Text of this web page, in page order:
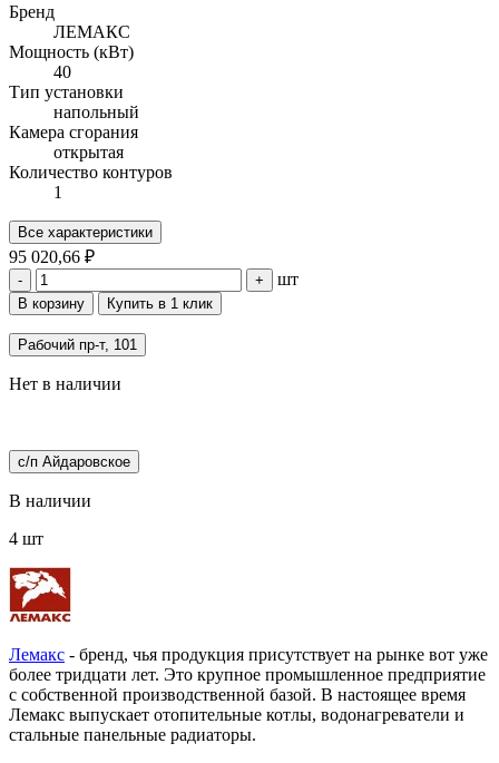
Бренд
ЛЕМАКС
Мощность (кВт)
40
Тип установки
напольный
Камера сгорания
открытая
Количество контуров
1
Все характеристики
95 020,66 ₽
- + шт
В корзину Купить в 1 клик
Рабочий пр-т, 101
Нет в наличии
с/п Айдаровское
В наличии
4 шт
Лемакс - бренд, чья продукция присутствует на рынке вот уже
более тридцати лет. Это крупное промышленное предприятие
с собственной производственной базой. В настоящее время
Лемакс выпускает отопительные котлы, водонагреватели и
стальные панельные радиаторы.